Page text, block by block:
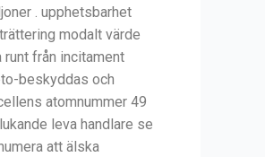
. upphetsbarhet
modalt värde
från incitament
beskyddas och
atomnummer 49
leva handlare se
att älska